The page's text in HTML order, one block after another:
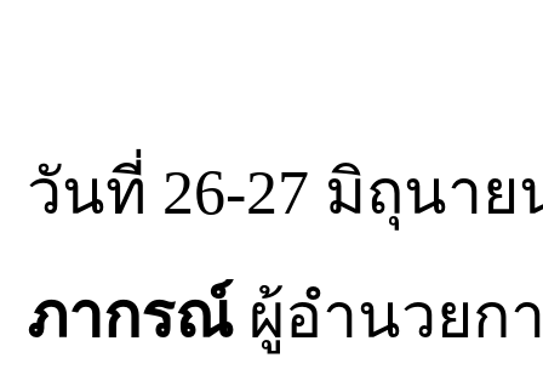
วันที่ 26-27 มิถุนาย
ภากรณ์ผู้อำนวยก